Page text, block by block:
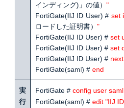
インディング)」の値） "
FortiGate(IIJ ID User) # set
ロードした証明書） "
FortiGate(IIJ ID User) # set
FortiGate(IIJ ID User) # set
FortiGate(IIJ ID User) # next
FortiGate(saml) # end
実
行
FortiGate # config user saml
FortiGate(saml) # edit "IIJ